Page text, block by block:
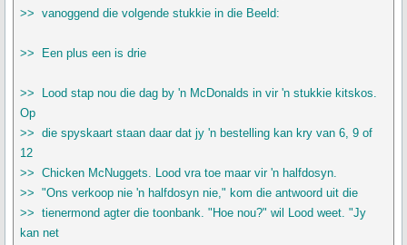
>> vanoggend die volgende stukkie in die Beeld:
>> Een plus een is drie
>> Lood stap nou die dag by 'n McDonalds in vir 'n stukkie kitskos.
Op
>> die spyskaart staan daar dat jy 'n bestelling kan kry van 6, 9 of
12
>> Chicken McNuggets. Lood vra toe maar vir 'n halfdosyn.
>> "Ons verkoop nie 'n halfdosyn nie," kom die antwoord uit die
>> tienermond agter die toonbank. "Hoe nou?" wil Lood weet. "Jy
kan net